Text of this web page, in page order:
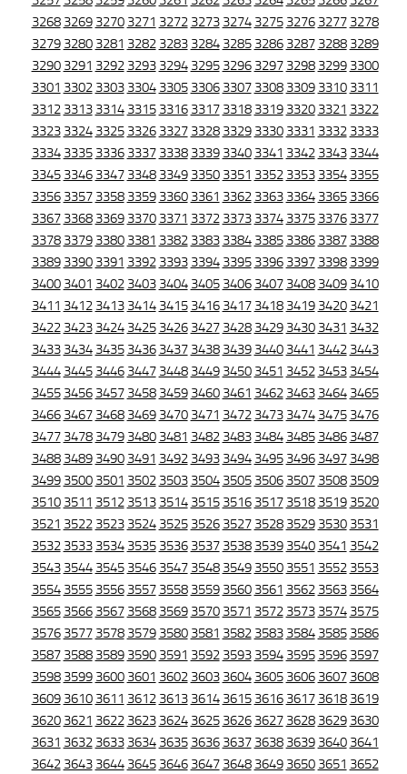
3268 3269 3270 3271 3272 3273 3274 3275 3276 3277 3278
3279 3280 3281 3282 3283 3284 3285 3286 3287 3288 3289
3290 3291 3292 3293 3294 3295 3296 3297 3298 3299 3300
3301 3302 3303 3304 3305 3306 3307 3308 3309 3310 3311
3312 3313 3314 3315 3316 3317 3318 3319 3320 3321 3322
3323 3324 3325 3326 3327 3328 3329 3330 3331 3332 3333
3334 3335 3336 3337 3338 3339 3340 3341 3342 3343 3344
3345 3346 3347 3348 3349 3350 3351 3352 3353 3354 3355
3356 3357 3358 3359 3360 3361 3362 3363 3364 3365 3366
3367 3368 3369 3370 3371 3372 3373 3374 3375 3376 3377
3378 3379 3380 3381 3382 3383 3384 3385 3386 3387 3388
3389 3390 3391 3392 3393 3394 3395 3396 3397 3398 3399
3400 3401 3402 3403 3404 3405 3406 3407 3408 3409 3410
3411 3412 3413 3414 3415 3416 3417 3418 3419 3420 3421
3422 3423 3424 3425 3426 3427 3428 3429 3430 3431 3432
3433 3434 3435 3436 3437 3438 3439 3440 3441 3442 3443
3444 3445 3446 3447 3448 3449 3450 3451 3452 3453 3454
3455 3456 3457 3458 3459 3460 3461 3462 3463 3464 3465
3466 3467 3468 3469 3470 3471 3472 3473 3474 3475 3476
3477 3478 3479 3480 3481 3482 3483 3484 3485 3486 3487
3488 3489 3490 3491 3492 3493 3494 3495 3496 3497 3498
3499 3500 3501 3502 3503 3504 3505 3506 3507 3508 3509
3510 3511 3512 3513 3514 3515 3516 3517 3518 3519 3520
3521 3522 3523 3524 3525 3526 3527 3528 3529 3530 3531
3532 3533 3534 3535 3536 3537 3538 3539 3540 3541 3542
3543 3544 3545 3546 3547 3548 3549 3550 3551 3552 3553
3554 3555 3556 3557 3558 3559 3560 3561 3562 3563 3564
3565 3566 3567 3568 3569 3570 3571 3572 3573 3574 3575
3576 3577 3578 3579 3580 3581 3582 3583 3584 3585 3586
3587 3588 3589 3590 3591 3592 3593 3594 3595 3596 3597
3598 3599 3600 3601 3602 3603 3604 3605 3606 3607 3608
3609 3610 3611 3612 3613 3614 3615 3616 3617 3618 3619
3620 3621 3622 3623 3624 3625 3626 3627 3628 3629 3630
3631 3632 3633 3634 3635 3636 3637 3638 3639 3640 3641
3642 3643 3644 3645 3646 3647 3648 3649 3650 3651 3652